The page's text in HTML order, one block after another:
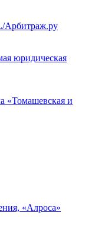
Арбитраж.ру
юридическая
«Томашевская и
«Алроса»